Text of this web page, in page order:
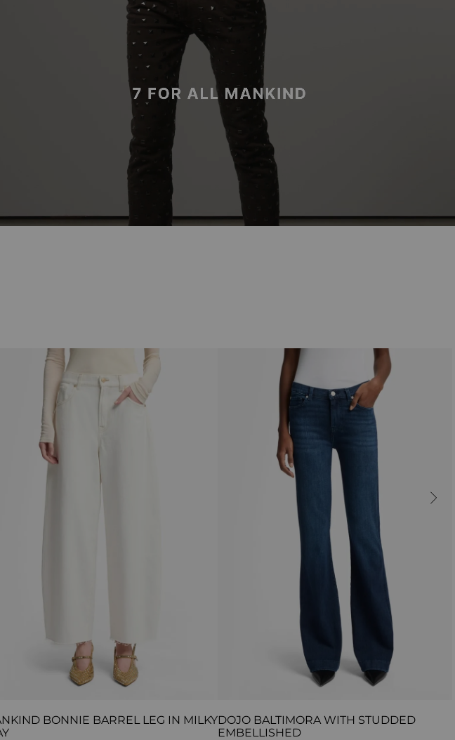
BONNIE BARREL LEG IN MILKYDOJO BALTIMORA WITH STUDDED
EMBELLISHED